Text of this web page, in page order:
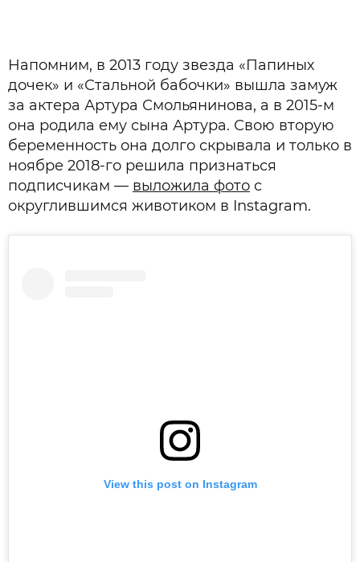
Напомним, в 2013 году звезда «Папиных
дочек» и «Стальной бабочки» вышла замуж
за актера Артура Смольянинова, а в 2015-м
она родила ему сына Артура. Свою вторую
беременность она долго скрывала и только в
ноябре 2018-го решила признаться
подписчикам — выложила фото с
округлившимся животиком в Instagram.
View this post on Instagram